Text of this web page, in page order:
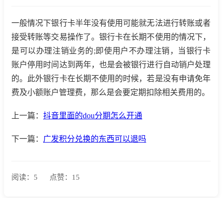
一般情况下银行卡半年没有使用可能就无法进行转账或者
接受转账等交易操作了。银行卡在长期不使用的情况下，
是可以办理注销业务的;即使用户不办理注销，当银行卡
账户停用时间达到两年，也是会被银行进行自动销户处理
的。此外银行卡在长期不使用的时候，若是没有申请免年
费及小额账户管理费，那么是会要定期扣除相关费用的。
上一篇： 抖音里面的dou分期怎么开通
下一篇： 广发积分兑换的东西可以退吗
阅读：5 点赞：15